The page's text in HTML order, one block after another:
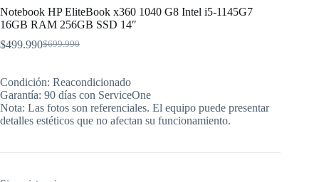
Notebook HP EliteBook x360 1040 G8 Intel i5-1145G7
16GB RAM 256GB SSD 14″
$699.990
El
original
era:
$699.990.
$499.990El
actual
es:
$499.990.
Condición: Reacondicionado
Garantía: 90 días con ServiceOne
Nota: Las fotos son referenciales. El equipo puede presentar
detalles estéticos que no afectan su funcionamiento.